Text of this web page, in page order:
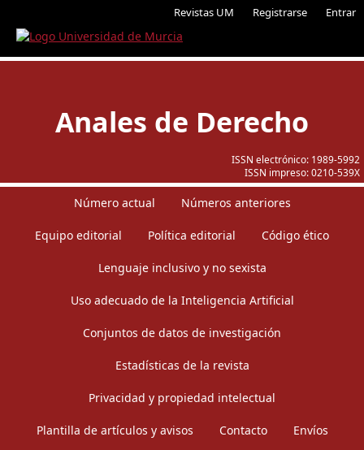
Revistas UM Registrarse Entrar
ISSN electrónico: 1989-5992
ISSN impreso:0210-539X
Anales de Derecho
Número actual Números anteriores
Equipo editorial Política editorial Código ético
Lenguaje inclusivo y no sexista
Uso adecuado de la Inteligencia Artificial
Conjuntos de datos de investigación
Estadísticas de la revista
Privacidad y propiedad intelectual
Plantilla de artículos y avisos Contacto Envíos